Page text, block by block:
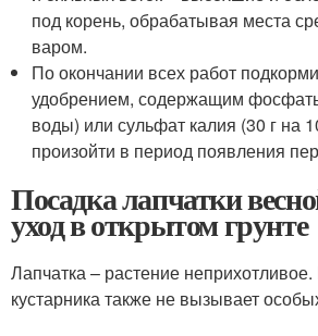
под корень, обрабатывая места
варом.
По окончании всех работ
удобрением, содержащим
воды) или сульфат калия (30 г на
произойти в период появления
Посадка лапчатки
уход в открытом грунте
Лапчатка – растение
кустарника также не вызывает